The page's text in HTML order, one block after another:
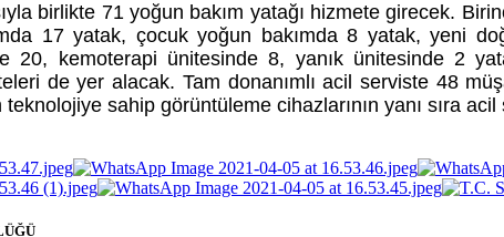
birlikte 71 yoğun bakım yatağı hizmete girecek.
17 yatak, çocuk yoğun bakımda 8 yatak, yeni
20, kemoterapi ünitesinde 8, yanık ünitesinde 2
de yer alacak. Tam donanımlı acil serviste 48
sahip görüntüleme cihazlarının yanı sıra